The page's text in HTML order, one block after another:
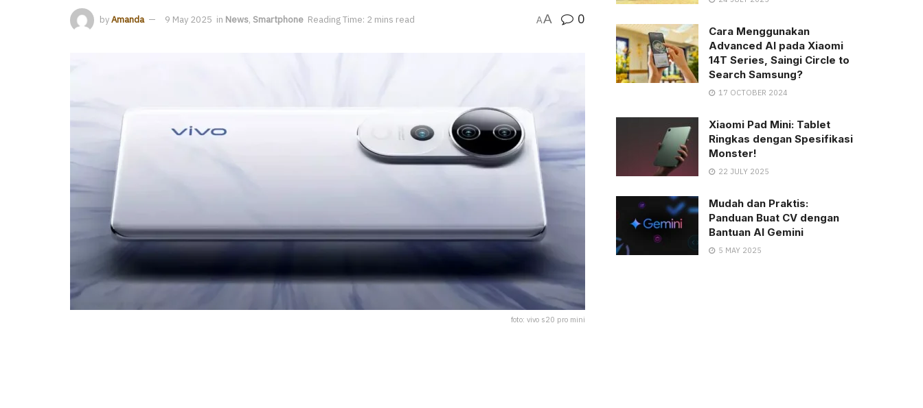
byAmanda 9 May 2025 in News, Smartphone Reading Time: 2 mins read AA 0
foto: vivo s20 pro mini
Cara Menggunakan
Advanced AI pada Xiaomi
14T Series, Saingi Circle to
Search Samsung?
17 OCTOBER 2024
Xiaomi Pad Mini: Tablet
Ringkas dengan Spesifikasi
Monster!
22 JULY 2025
Mudah dan Praktis:
Panduan Buat CV dengan
Bantuan AI Gemini
5 MAY 2025